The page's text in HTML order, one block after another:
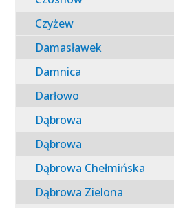
Czyżew
Damasławek
Damnica
Darłowo
Dąbrowa
Dąbrowa
Dąbrowa Chełmińska
Dąbrowa Zielona